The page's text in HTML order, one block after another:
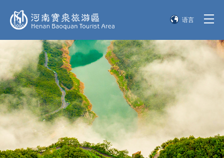
语言
English
한국어
日本語